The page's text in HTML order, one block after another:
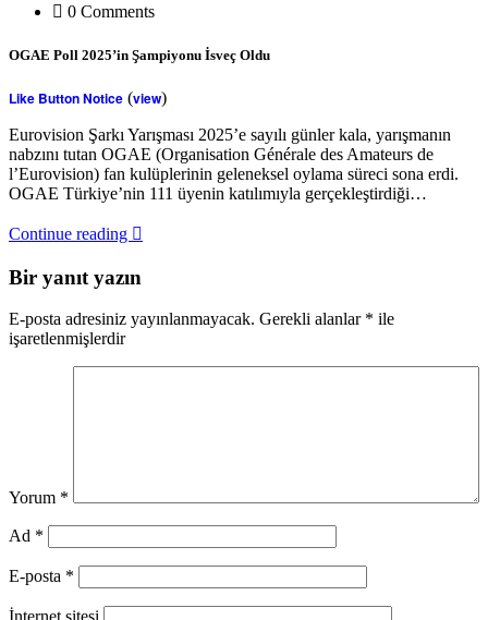
0 Comments
OGAE Poll 2025’in Şampiyonu İsveç Oldu
Like Button Notice (view)
Eurovision Şarkı Yarışması 2025’e sayılı günler kala, yarışmanın
nabzını tutan OGAE (Organisation Générale des Amateurs de
l’Eurovision) fan kulüplerinin geleneksel oylama süreci sona erdi.
OGAE Türkiye’nin 111 üyenin katılımıyla gerçekleştirdiği…
Continue reading
Bir yanıt yazın
E-posta adresiniz yayınlanmayacak. Gerekli alanlar * ile
işaretlenmişlerdir
Yorum *
Ad *
E-posta *